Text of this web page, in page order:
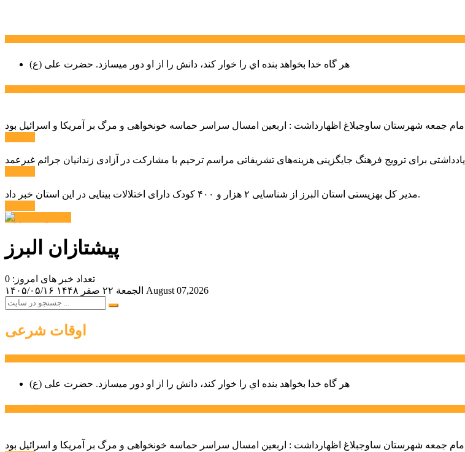
هر گاه خدا بخواهد بنده اي را خوار كند، دانش را از او دور میسازد. حضرت علی (ع)
یادداشتی برای ترویج فرهنگ جایگزینی هزینه‌های تشریفاتی مراسم ترحیم با مشارکت در آزادی زندانیان جرائم غیرعمد
مدیر کل بهزیستی استان البرز از شناسایی ۲ هزار و ۴۰۰ کودک دارای اختلالات بینایی در این استان خبر داد.
پیشتازان البرز
تعداد خبر های امروز: 0
۱۴۰۵/۰۵/۱۶
الجمعة ۲۲ صفر ۱۴۴۸ August 07,2026
اوقات شرعی
هر گاه خدا بخواهد بنده اي را خوار كند، دانش را از او دور میسازد. حضرت علی (ع)